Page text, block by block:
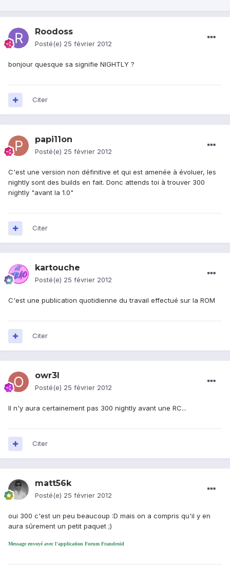
Roodoss
Posté(e) 25 février 2012
bonjour quesque sa signifie NIGHTLY ?
Citer
papi11on
Posté(e) 25 février 2012
C'est une version non définitive et qui est amenée à évoluer, les
nightly sont des builds en fait. Donc attends toi à trouver 300
nightly "avant la 1.0"
Citer
kartouche
Posté(e) 25 février 2012
C'est une publication quotidienne du travail effectué sur la ROM
Citer
owr3l
Posté(e) 25 février 2012
Il n'y aura certainement pas 300 nightly avant une RC...
Citer
matt56k
Posté(e) 25 février 2012
oui 300 c'est un peu beaucoup :D mais on a compris qu'il y en
aura sûrement un petit paquet ;)
Message envoyé avec l'application Forum Frandroid